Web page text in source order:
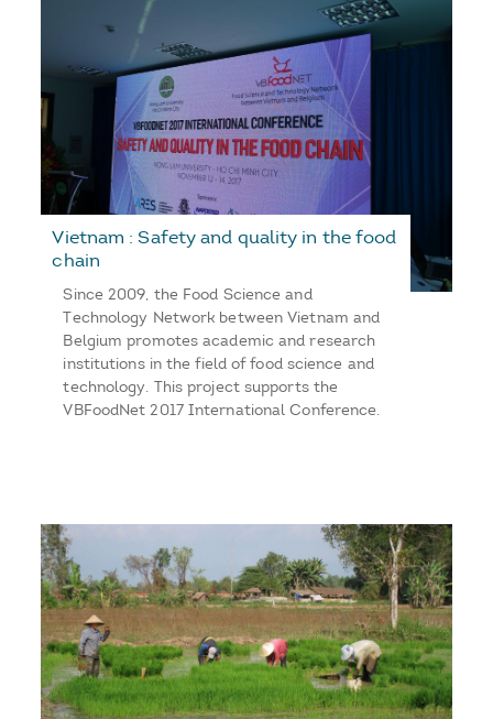
Vietnam : Safety and quality in the food
chain
Since 2009, the Food Science and
Technology Network between Vietnam and
Belgium promotes academic and research
institutions in the field of food science and
technology. This project supports the
VBFoodNet 2017 International Conference.